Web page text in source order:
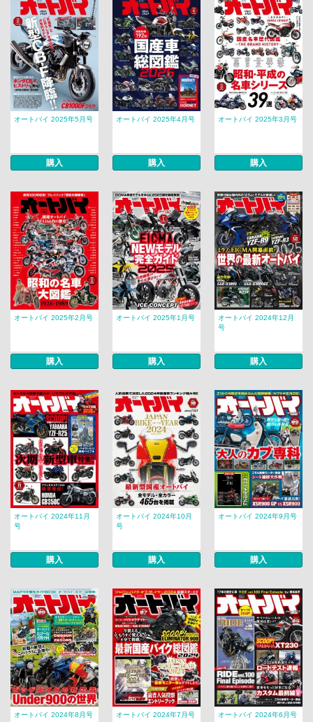
オートバイ 2025年5月号
購入
オートバイ 2025年4月号
購入
オートバイ 2025年3月号
購入
オートバイ 2025年2月号
購入
オートバイ 2025年1月号
購入
オートバイ 2024年12月
号
購入
オートバイ 2024年11月
号
購入
オートバイ 2024年10月
号
購入
オートバイ 2024年9月号
購入
オートバイ 2024年8月号 オートバイ 2024年7月号 オートバイ 2024年6月号